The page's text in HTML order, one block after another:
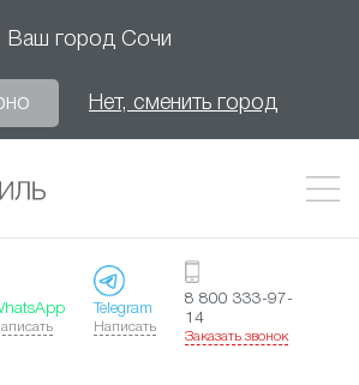
Ваш город Сочи
Нет, сменить город
Telegram
Написать
8 800 333-97-
14
Заказать звонок